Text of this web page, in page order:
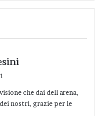
lavorano assieme
agli impiegati,
Dove la
non
di chi le
condivisione,
e
t
che dai dell arena,
nostri, grazie per le